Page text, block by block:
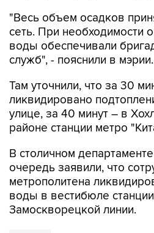
"Весь объем осадков
сеть. При необходимости
воды обеспечивали
служб", - пояснили в мэрии.
Там уточнили, что за 30
ликвидировано
улице, за 40 минут – в
районе станции метро
В столичном
очередь заявили, что
метрополитена
воды в вестибюле
Замоскворецкой линии.